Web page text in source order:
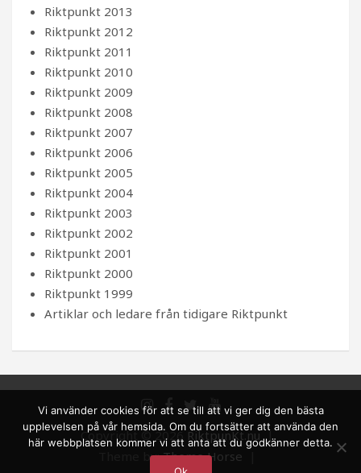
Riktpunkt 2013
Riktpunkt 2012
Riktpunkt 2011
Riktpunkt 2010
Riktpunkt 2009
Riktpunkt 2008
Riktpunkt 2007
Riktpunkt 2006
Riktpunkt 2005
Riktpunkt 2004
Riktpunkt 2003
Riktpunkt 2002
Riktpunkt 2001
Riktpunkt 2000
Riktpunkt 1999
Artiklar och ledare från tidigare Riktpunkt
Copyright © 2026RiktpunKt.nu
Theme by:Theme Horse
Vi använder cookies för att se till att vi ger dig den bästa
upplevelsen på vår hemsida. Om du fortsätter att använda den
här webbplatsen kommer vi att anta att du godkänner detta.